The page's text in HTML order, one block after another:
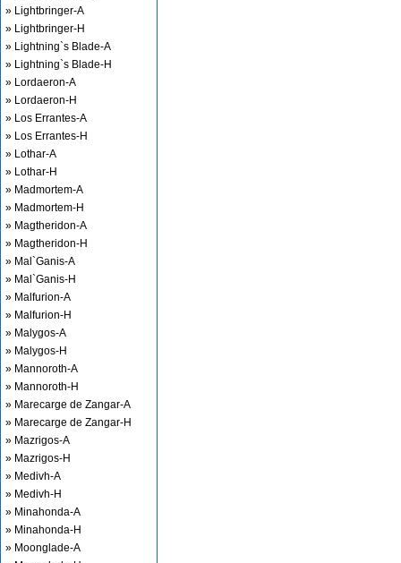
» Lightbringer-A
» Lightbringer-H
» Lightning`s Blade-A
» Lightning`s Blade-H
» Lordaeron-A
» Lordaeron-H
» Los Errantes-A
» Los Errantes-H
» Lothar-A
» Lothar-H
» Madmortem-A
» Madmortem-H
» Magtheridon-A
» Magtheridon-H
» Mal`Ganis-A
» Mal`Ganis-H
» Malfurion-A
» Malfurion-H
» Malygos-A
» Malygos-H
» Mannoroth-A
» Mannoroth-H
» Marecarge de Zangar-A
» Marecarge de Zangar-H
» Mazrigos-A
» Mazrigos-H
» Medivh-A
» Medivh-H
» Minahonda-A
» Minahonda-H
» Moonglade-A